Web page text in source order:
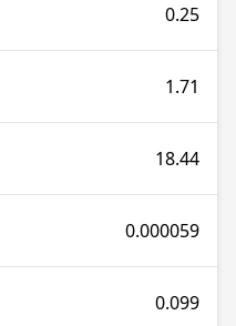
0.25
1.71
18.44
0.000059
0.099